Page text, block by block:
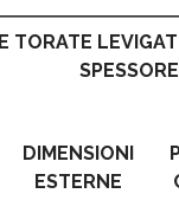
TORATE
DIMENSIONI
ESTERNE